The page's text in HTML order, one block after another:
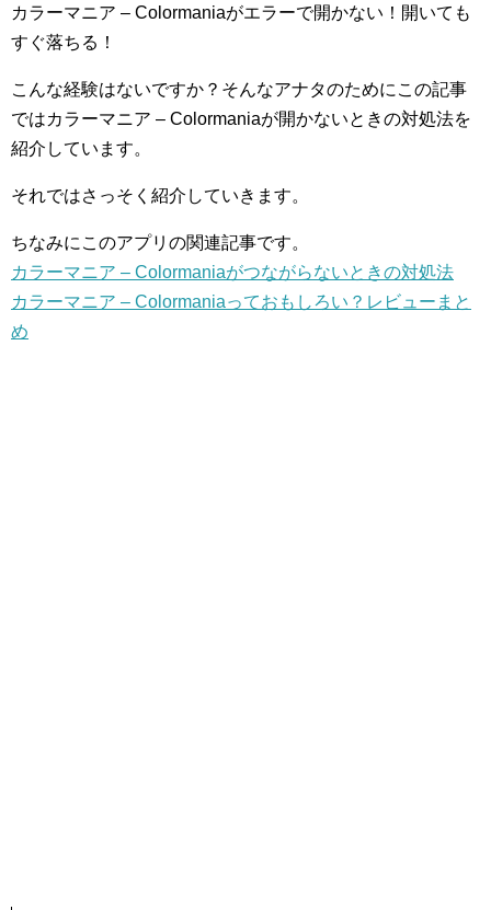
カラーマニア – Colormaniaがエラーで開かない！開いても
すぐ落ちる！
こんな経験はないですか？そんなアナタのためにこの記事
ではカラーマニア – Colormaniaが開かないときの対処法を
紹介しています。
それではさっそく紹介していきます。
ちなみにこのアプリの関連記事です。
カラーマニア – Colormaniaがつながらないときの対処法
カラーマニア – Colormaniaっておもしろい？レビューまと
め